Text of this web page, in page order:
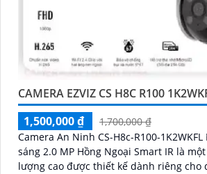
CAMERA EZVIZ CS H8C R100
1,500,000 ₫
1,700,000 ₫
Camera An Ninh CS-H8c-R100-
sáng 2.0 MP Hồng Ngoại Smart IR là
lượng cao được thiết kế dành riêng cho